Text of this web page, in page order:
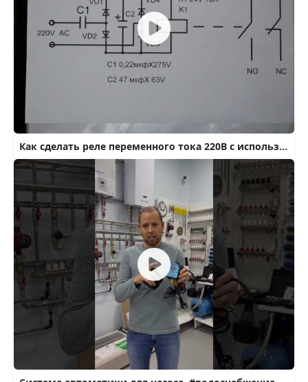
Как сделать реле переменного тока 220В с использованием реле 24В .